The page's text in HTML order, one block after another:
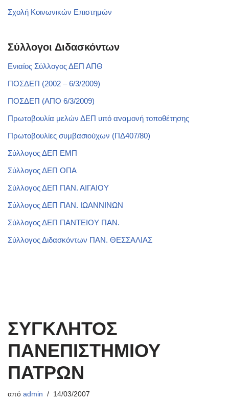
Σχολή Κοινωνικών Επιστημών
Σύλλογοι Διδασκόντων
Ενιαίος Σύλλογος ΔΕΠ ΑΠΘ
ΠΟΣΔΕΠ (2002 – 6/3/2009)
ΠΟΣΔΕΠ (ΑΠΟ 6/3/2009)
Πρωτοβουλία μελών ΔΕΠ υπό αναμονή τοποθέτησης
Πρωτοβουλίες συμβασιούχων (ΠΔ407/80)
Σύλλογος ΔΕΠ ΕΜΠ
Σύλλογος ΔΕΠ ΟΠΑ
Σύλλογος ΔΕΠ ΠΑΝ. ΑΙΓΑΙΟΥ
Σύλλογος ΔΕΠ ΠΑΝ. ΙΩΑΝΝΙΝΩΝ
Σύλλογος ΔΕΠ ΠΑΝΤΕΙΟΥ ΠΑΝ.
Σύλλογος Διδασκόντων ΠΑΝ. ΘΕΣΣΑΛΙΑΣ
ΣΥΓΚΛΗΤΟΣ
ΠΑΝΕΠΙΣΤΗΜΙΟΥ
ΠΑΤΡΩΝ
από admin 14/03/2007